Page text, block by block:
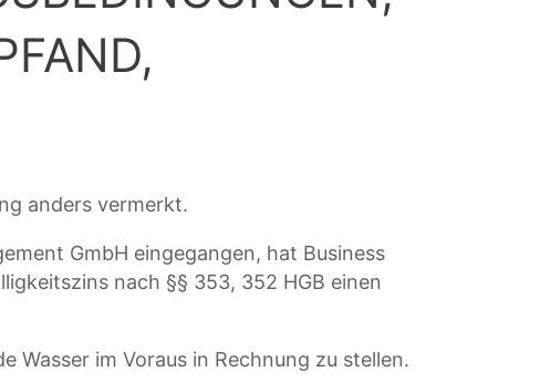
anders vermerkt.
GmbH eingegangen, hat Business
nach §§ 353, 352 HGB einen
Wasser im Voraus in Rechnung zu stellen.